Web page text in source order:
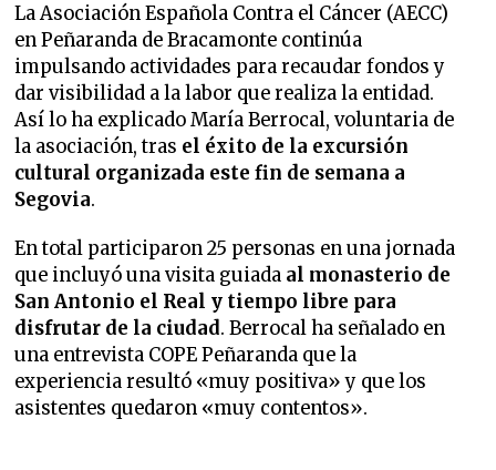
La Asociación Española Contra el Cáncer (AECC)
en Peñaranda de Bracamonte continúa
impulsando actividades para recaudar fondos y
dar visibilidad a la labor que realiza la entidad.
Así lo ha explicado María Berrocal, voluntaria de
la asociación, tras el éxito de la excursión
cultural organizada este fin de semana a
Segovia.
En total participaron 25 personas en una jornada
que incluyó una visita guiada al monasterio de
San Antonio el Real y tiempo libre para
disfrutar de la ciudad. Berrocal ha señalado en
una entrevista COPE Peñaranda que la
experiencia resultó «muy positiva» y que los
asistentes quedaron «muy contentos».